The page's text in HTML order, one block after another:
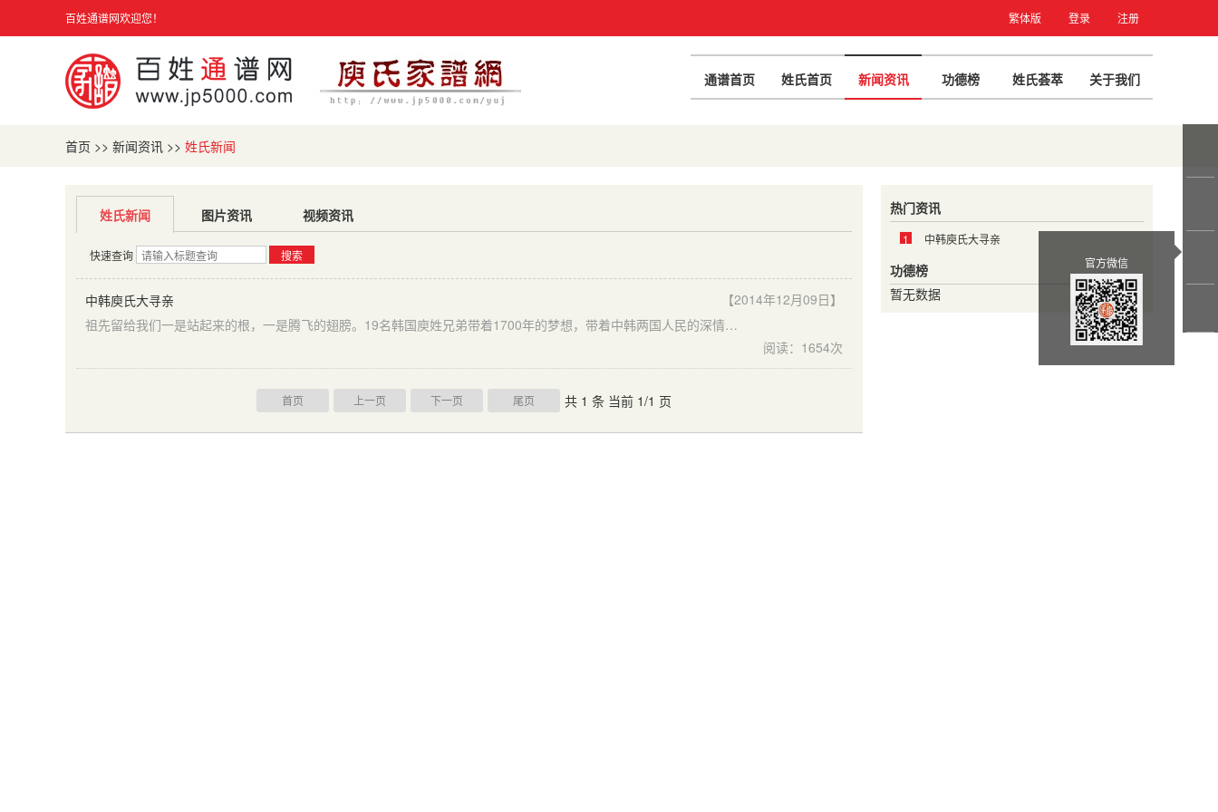
百姓通谱网欢迎您！ 繁体版 登录 注册
通谱首页 姓氏首页 新闻资讯 功德榜 姓氏荟萃 关于我们
首页 >> 新闻资讯 >> 姓氏新闻
热门资讯
1 中韩庾氏大寻亲
功德榜
暂无数据
姓氏新闻 图片资讯 视频资讯
快速查询 搜索
【2014年12月09日】
中韩庾氏大寻亲
祖先留给我们一是站起来的根，一是腾飞的翅膀。19名韩国庾姓兄弟带着1700年的梦想，带着中韩两国人民的深情厚意，风尘仆仆赶到东莞谷涌，一时广东、广西、湖南、江西、山西、江苏、陕西、甘肃等地庾氏汇聚一堂，将一国宗亲的聚会升到两国人民的经济和文化交流。
阅读：1654次
共 1 条 当前 1/1 页
官方微信